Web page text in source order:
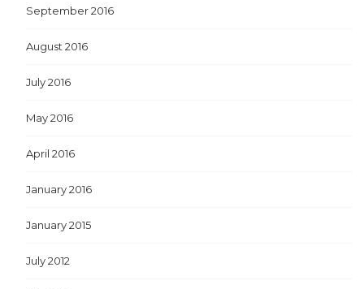
September 2016
August 2016
July 2016
May 2016
April 2016
January 2016
January 2015
July 2012